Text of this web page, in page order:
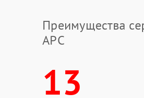
Преимущества
APC
13